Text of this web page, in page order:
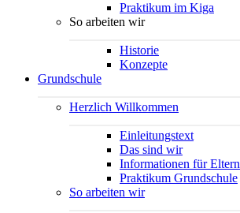
Praktikum im Kiga
So arbeiten wir
Historie
Konzepte
Grundschule
Herzlich Willkommen
Einleitungstext
Das sind wir
Informationen für Eltern
Praktikum Grundschule
So arbeiten wir